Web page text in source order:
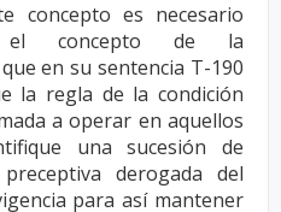
concepto es necesario
concepto de la
en su sentencia T-190
la regla de la condición
a operar en aquellos
una sucesión de
derogada del
para así mantener